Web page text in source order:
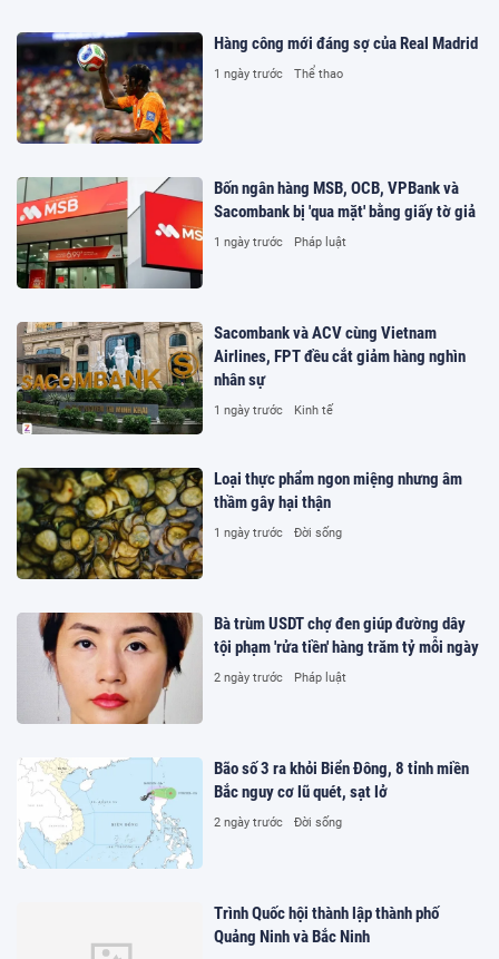
Hàng công mới đáng sợ của Real Madrid
1 ngày trước Thể thao
Bốn ngân hàng MSB, OCB, VPBank và
Sacombank bị 'qua mặt' bằng giấy tờ giả
1 ngày trước Pháp luật
Sacombank và ACV cùng Vietnam
Airlines, FPT đều cắt giảm hàng nghìn
nhân sự
1 ngày trước Kinh tế
Loại thực phẩm ngon miệng nhưng âm
thầm gây hại thận
1 ngày trước Đời sống
Bà trùm USDT chợ đen giúp đường dây
tội phạm 'rửa tiền' hàng trăm tỷ mỗi ngày
2 ngày trước Pháp luật
Bão số 3 ra khỏi Biển Đông, 8 tỉnh miền
Bắc nguy cơ lũ quét, sạt lở
2 ngày trước Đời sống
Trình Quốc hội thành lập thành phố
Quảng Ninh và Bắc Ninh